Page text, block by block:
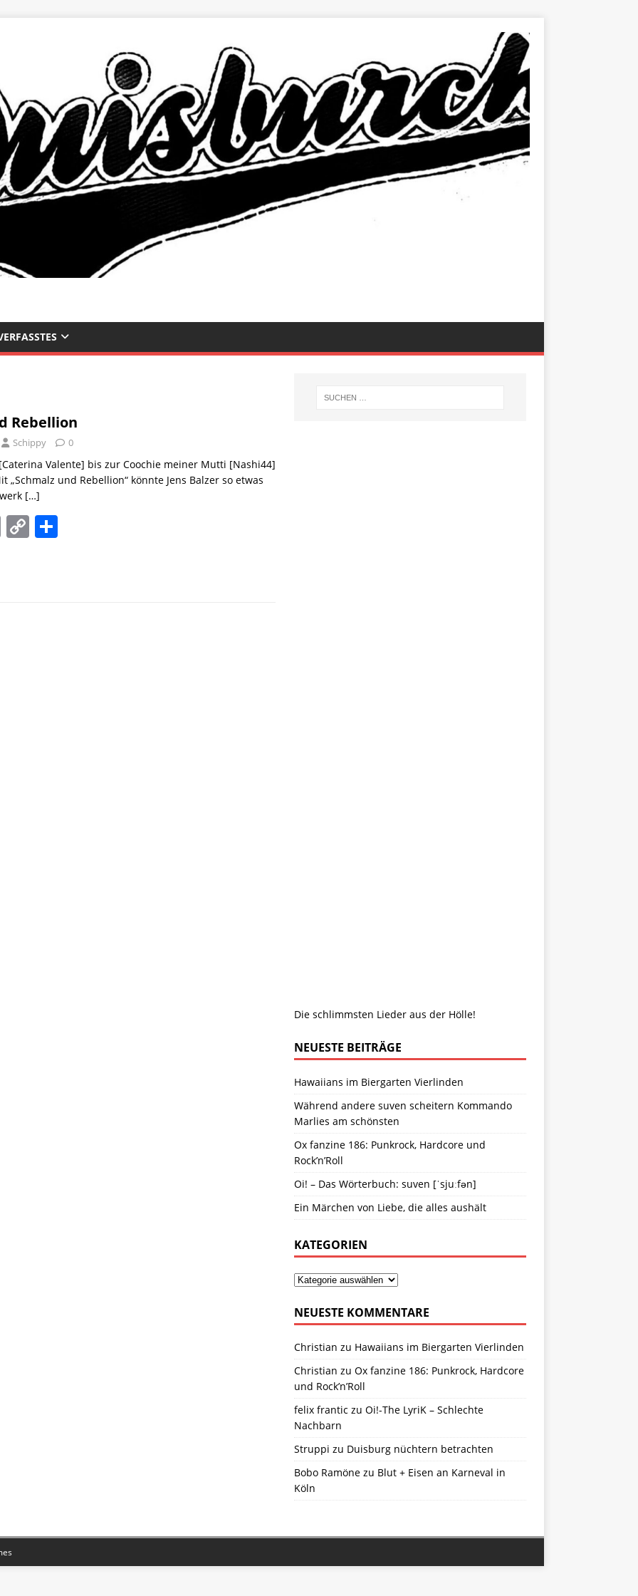
Rebellion
Schippy 0
Valente] bis zur Coochie meiner Mutti [Nashi44]
„Schmalz und Rebellion“ könnte Jens Balzer so etwas
[…]
E C
Die schlimmsten Lieder aus der Hölle!
NEUESTE BEITRÄGE
Hawaiians im Biergarten Vierlinden
Während andere suven scheitern Kommando
Marlies am schönsten
Ox fanzine 186: Punkrock, Hardcore und
Rock’n’Roll
Oi! – Das Wörterbuch: suven [ˈsjuːfən]
Ein Märchen von Liebe, die alles aushält
KATEGORIEN
NEUESTE KOMMENTARE
Christian zu Hawaiians im Biergarten Vierlinden
Christian zu Ox fanzine 186: Punkrock, Hardcore
und Rock’n’Roll
felix frantic zu Oi!-The LyriK – Schlechte
Nachbarn
Struppi zu Duisburg nüchtern betrachten
Bobo Ramönezu Blut + Eisen an Karneval in
Köln